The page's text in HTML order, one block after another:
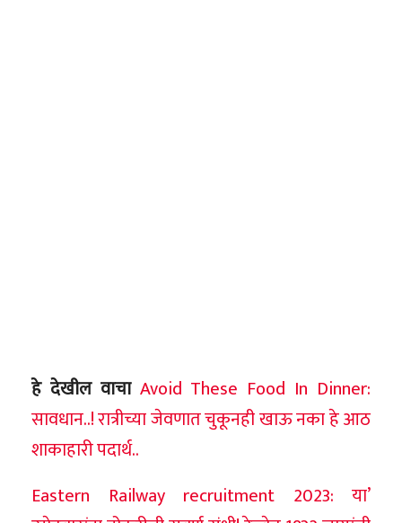
हे देखील वाचा Avoid These Food In Dinner:
सावधान..! रात्रीच्या जेवणात चुकूनही खाऊ नका हे आठ
शाकाहारी पदार्थ..
Eastern Railway recruitment 2023: या’